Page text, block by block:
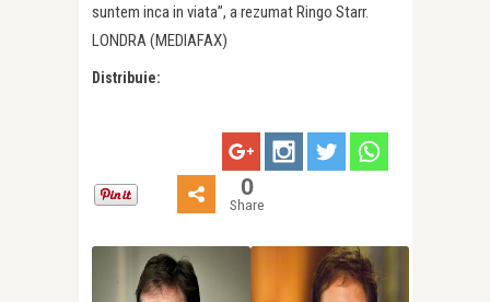
suntem inca in viata”, a rezumat Ringo Starr.
LONDRA (MEDIAFAX)
Distribuie:
0
Share